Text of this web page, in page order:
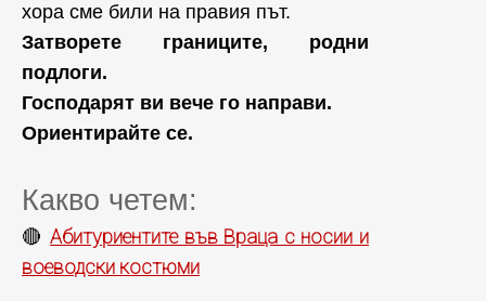
хора сме били на правия път.
Затворете границите, родни
подлоги.
Господарят ви вече го направи.
Ориентирайте се.
Какво четем:
🔴Абитуриентите във Враца с носии и
воеводски костюми